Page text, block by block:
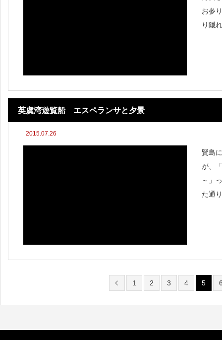
お参
り隠
英虞湾遊覧船 エスペランサと夕景
2015.07.26
賢島
が、
～」
た通
1 2 3 4 5